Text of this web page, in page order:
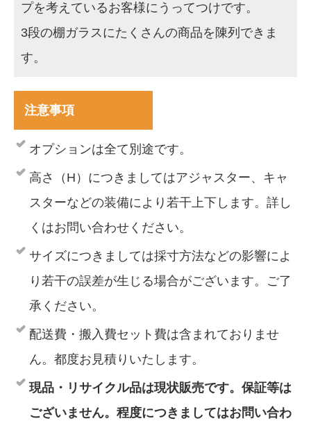
プを考えているお客様にうってつけです。
3段の棚ガラスにたくさんの商品を陳列できま
す。
注意事項
オプションは全て別途です。
高さ（H）につきましてはアジャスター、キャ
スターなどの装備により若干上下します。詳し
くはお問い合わせください。
サイズにつきましては採寸方法などの影響によ
り若干の誤差が生じる場合がございます。ご了
承ください。
配送費・搬入費セット費は含まれておりませ
ん。都度お見積りいたします。
現品・リサイクル品は現状販売です。保証等は
ございません。程度につきましてはお問い合わ